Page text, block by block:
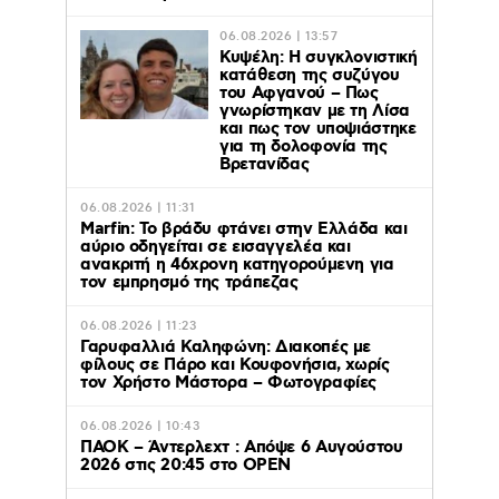
06.08.2026 | 13:57
Κυψέλη: Η συγκλονιστική
κατάθεση της συζύγου
του Αφγανού – Πως
γνωρίστηκαν με τη Λίσα
και πως τον υποψιάστηκε
για τη δολοφονία της
Βρετανίδας
06.08.2026 | 11:31
Marfin: Το βράδυ φτάνει στην Ελλάδα και
αύριο οδηγείται σε εισαγγελέα και
ανακριτή η 46χρονη κατηγορούμενη για
τον εμπρησμό της τράπεζας
06.08.2026 | 11:23
Γαρυφαλλιά Καληφώνη: Διακοπές με
φίλους σε Πάρο και Κουφονήσια, χωρίς
τον Χρήστο Μάστορα – Φωτογραφίες
06.08.2026 | 10:43
ΠΑΟΚ – Άντερλεχτ : Απόψε 6 Αυγούστου
2026 στις 20:45 στο ΟΡΕΝ